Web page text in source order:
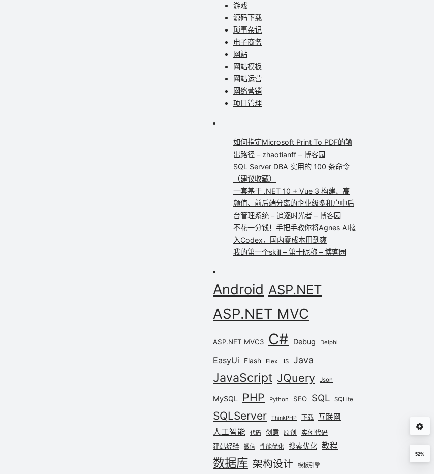
游戏
源码下载
琐事杂记
电子商务
网站
网站模板
网站运营
网络营销
项目管理
如何指定Microsoft Print To PDF的输
出路径 – zhaotianff – 博客园
SQL Server DBA 实用的 100 条命令
（建议收藏）
一套基于 .NET 10 + Vue 3 构建、高
颜值、前后端分离的企业级多租户中后
台管理系统 – 追逐时光者 – 博客园
不花一分钱！手把手教你将Agnes AI接
入Codex，国内零成本用到爽
我的第一个skill – 第十昵称 – 博客园
Android ASP.NET
ASP.NET MVC
ASP.NET MVC3 C# Debug Delphi
EasyUi Flash Flex IIS Java
JavaScript JQuery Json
MySQL PHP Python SEO SQL SQLite
SQLServer ThinkPHP 下载 互联网
人工智能 代码 创意 原创
实例代码
建站经验
微信 性能优化 搜索优化 教程
数据库 架构设计 模板引擎
52%